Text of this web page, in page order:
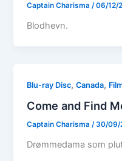
Captain Charisma /06/12/
Blodhevn.
Blu-ray Disc,Canada,
Come and Find
Captain Charisma/30/09/
Drømmedama som